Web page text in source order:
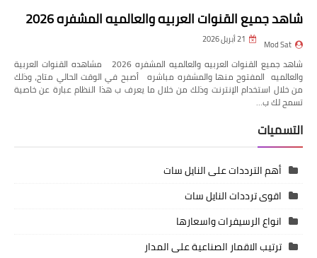
شاهد جميع القنوات العربيه والعالميه المشفره 2026
Mod Sat 21 أبريل 2026
شاهد جميع القنوات العربيه والعالميه المشفره 2026 مشاهده القنوات العربية
والعالميه المفتوح منها والمشفره مباشره أصبح في الوقت الحالي متاح، وذلك
من خلال استخدام الإنترنت وذلك من خلال ما يعرف ب هذا النظام عبارة عن خاصية
تسمح لك ب…
التسميات
أهم الترددات على النايل سات
اقوى ترددات النايل سات
انواع الرسيفرات واسعارها
ترتيب الاقمار الصناعية على المدار